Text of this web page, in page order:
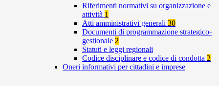
Riferimenti normativi su organizzazione e
attività 1
Atti amministrativi generali 30
Documenti di programmazione strategico-
gestionale 2
Statuti e leggi regionali
Codice disciplinare e codice di condotta 2
Oneri informativi per cittadini e imprese